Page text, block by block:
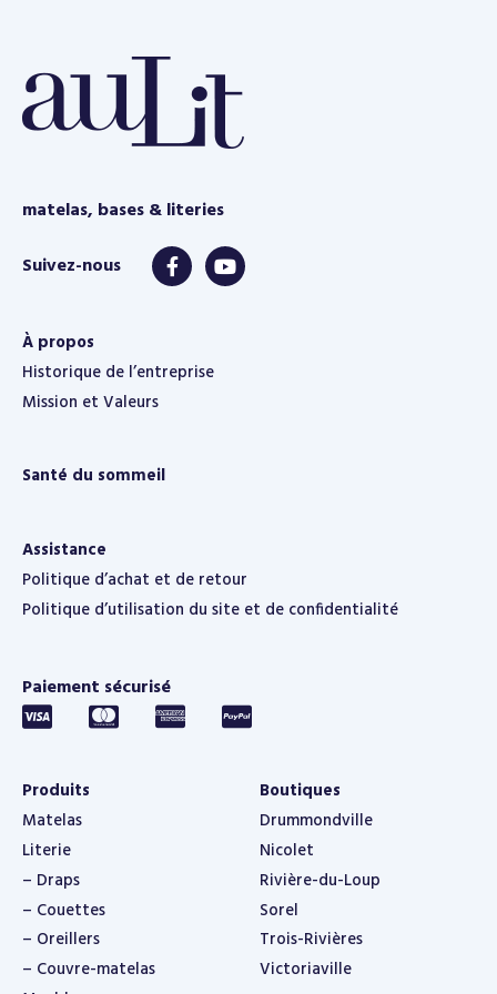
matelas, bases & literies
À propos
Historique de l’entreprise
Mission et Valeurs
Santé du sommeil
Assistance
Politique d’achat et de retour
Politique d’utilisation du site et de confidentialité
Paiement sécurisé
Produits
Matelas
Literie
– Draps
– Couettes
– Oreillers
– Couvre-matelas
Boutiques
Drummondville
Nicolet
Rivière-du-Loup
Sorel
Trois-Rivières
Victoriaville